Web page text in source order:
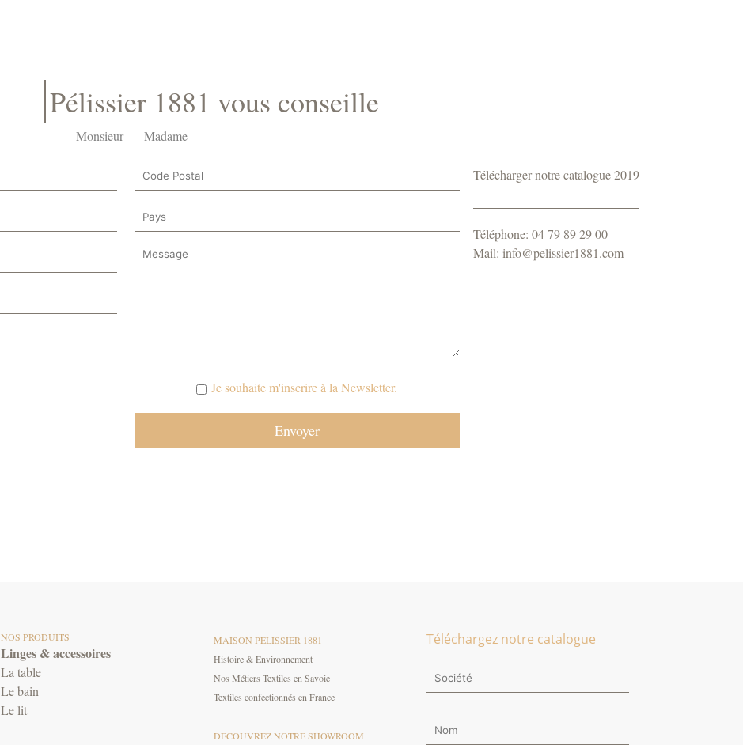
Pélissier 1881 vous conseille
Monsieur Madame
Je souhaite m'inscrire à la Newsletter.
Télécharger notre catalogue 2019
Téléphone: 04 79 89 29 00
Mail: info@pelissier1881.com
NOS PRODUITS
Linges & accessoires
La table
Le bain
Le lit
MAISON PELISSIER 1881
Histoire & Environnement
Nos Métiers Textiles en Savoie
Textiles confectionnés en France
DÉCOUVREZ NOTRE SHOWROOM
Téléchargez notre catalogue